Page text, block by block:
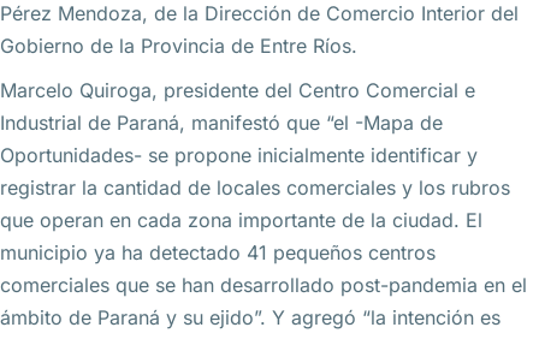
Pérez Mendoza, de la Dirección de Comercio Interior del
Gobierno de la Provincia de Entre Ríos.
Marcelo Quiroga, presidente del Centro Comercial e
Industrial de Paraná, manifestó que “el -Mapa de
Oportunidades- se propone inicialmente identificar y
registrar la cantidad de locales comerciales y los rubros
que operan en cada zona importante de la ciudad. El
municipio ya ha detectado 41 pequeños centros
comerciales que se han desarrollado post-pandemia en el
ámbito de Paraná y su ejido”. Y agregó “la intención es